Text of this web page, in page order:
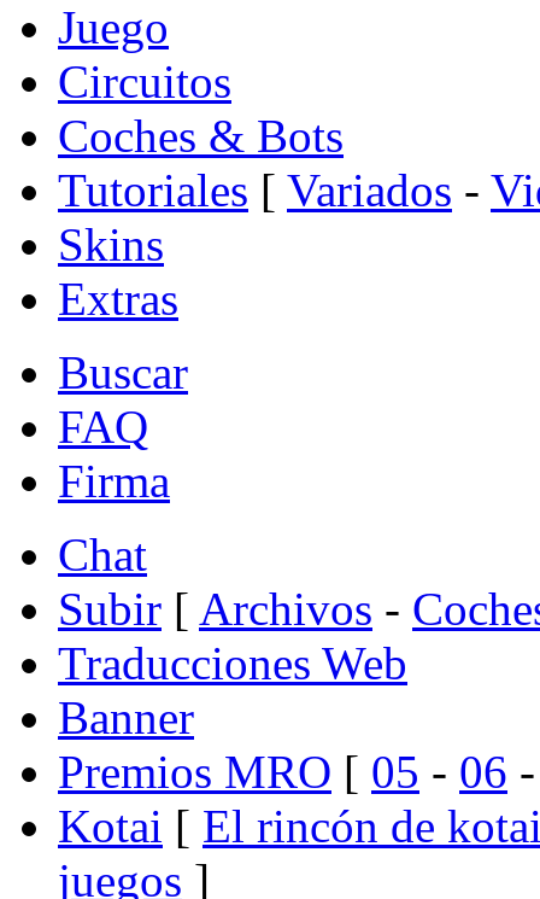
Juego
Circuitos
Coches & Bots
Tutoriales [ Variados -
Skins
Extras
Buscar
FAQ
Firma
Chat
Subir [ Archivos -
Traducciones Web
Banner
Premios MRO [ 05 - 06
Kotai [ El rincón de
juegos ]